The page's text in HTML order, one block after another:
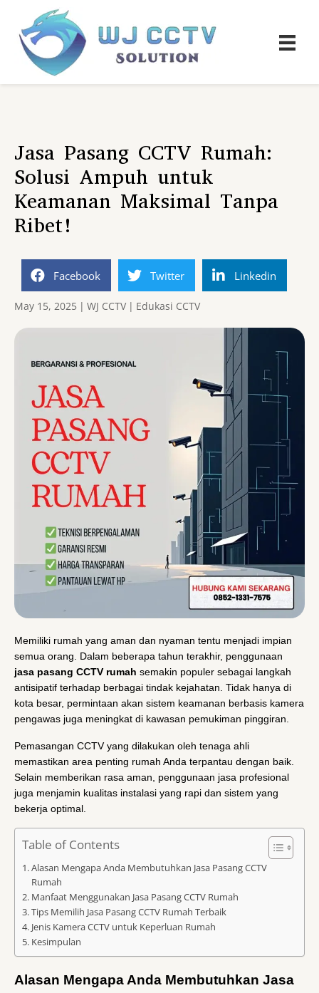
Jasa Pasang CCTV Rumah:
Solusi Ampuh untuk
Keamanan Maksimal Tanpa
Ribet!
Facebook Twitter Linkedin
May 15, 2025 | WJ CCTV | Edukasi CCTV
Memiliki rumah yang aman dan nyaman tentu menjadi impian
semua orang. Dalam beberapa tahun terakhir, penggunaan
jasa pasang CCTV rumah semakin populer sebagai langkah
antisipatif terhadap berbagai tindak kejahatan. Tidak hanya di
kota besar, permintaan akan sistem keamanan berbasis kamera
pengawas juga meningkat di kawasan pemukiman pinggiran.
Pemasangan CCTV yang dilakukan oleh tenaga ahli
memastikan area penting rumah Anda terpantau dengan baik.
Selain memberikan rasa aman, penggunaan jasa profesional
juga menjamin kualitas instalasi yang rapi dan sistem yang
bekerja optimal.
Table of Contents
Alasan Mengapa Anda Membutuhkan Jasa Pasang CCTV
Rumah
Manfaat Menggunakan Jasa Pasang CCTV Rumah
Tips Memilih Jasa Pasang CCTV Rumah Terbaik
Jenis Kamera CCTV untuk Keperluan Rumah
Kesimpulan
Alasan Mengapa Anda Membutuhkan Jasa